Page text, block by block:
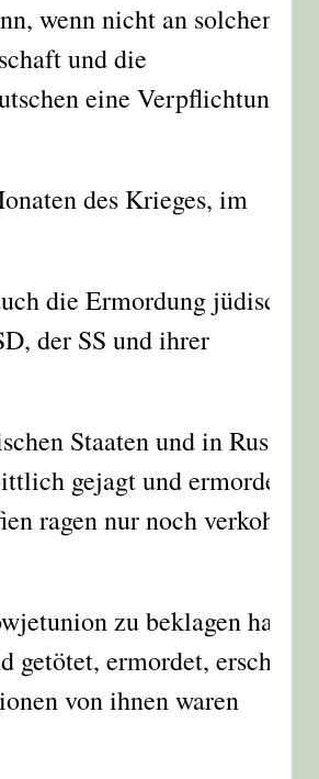
wenn nicht an solchen
und die
eine Verpflichtung, und
des Krieges, im
die Ermordung jüdischer
der SS und ihrer
Staaten und in Russland
gejagt und ermordet.
ragen nur noch verkohlte
zu beklagen hatten.
ermordet, erschlagen,
von ihnen waren